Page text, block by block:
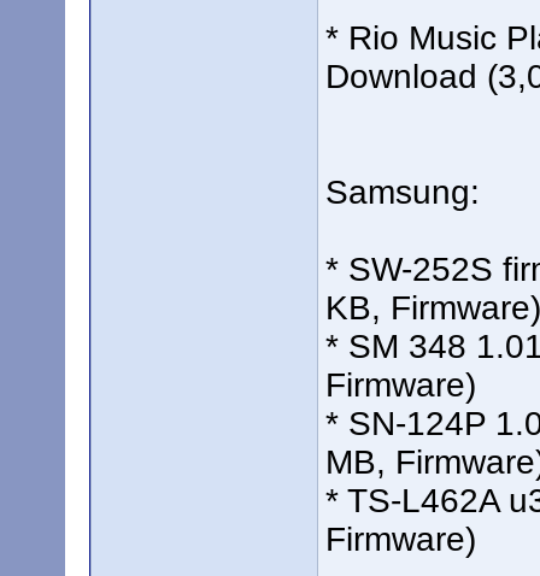
* Rio Music
Download
Samsung:
* SW-252S
KB, Firmware)
* SM 348
Firmware)
* SN-124P
MB,
* TS-L462A
Firmware)